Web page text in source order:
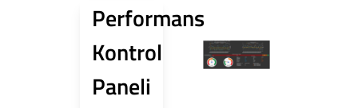
Performans
Kontrol
Paneli